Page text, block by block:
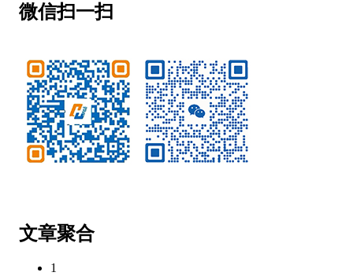
微信扫一扫
文章聚合
1